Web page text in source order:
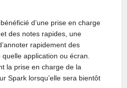
d’une prise en charge
des notes rapides, une
rapidement des
application ou écran.
la prise en charge de la
Spark lorsqu’elle sera bientôt